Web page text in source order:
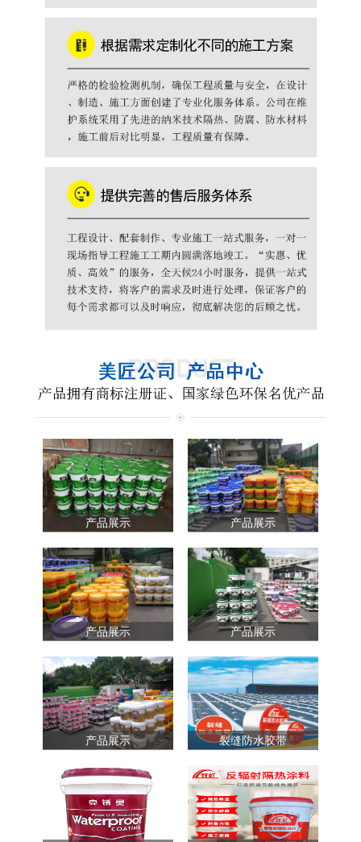
产品展示 产品展示
产品展示 产品展示
产品展示 裂缝防水胶带